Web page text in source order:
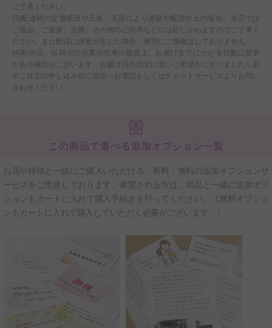
ご了承ください。
(3)配送時の交通状況や天候、天災により遅延や配送中止の場合、当店では
ご返品、ご返金、交換、その他のご請求などには応じかねますのでご了承く
ださい。また配送に遅延が生じた場合、個別にご連絡はしておりません。
(4)制作元・出荷元の休業や在庫の都合上、お届けまでにかかる日数に変更
がある場合がございます。お届け日の指定に強いご希望がございましたら必
ずご注文の申し込み前に当店へお電話もしくはチャットサービスよりお問い
合わせください。
この商品で選べる追加オプション一覧
お花や植物と一緒にご購入いただける、有料・無料の追加オプションサ
ービスをご用意しております。希望される方は、商品と一緒に追加オプ
ションもカートに入れて購入手続きを行ってください。（無料オプショ
ンもカートに入れて購入していただく必要がございます。）